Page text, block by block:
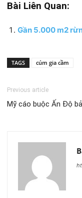
Bài Liên Quan:
Gần 5.000 m2
TAGS cúm gia cầm
Previous article
Mỹ cáo buộc Ấn Độ